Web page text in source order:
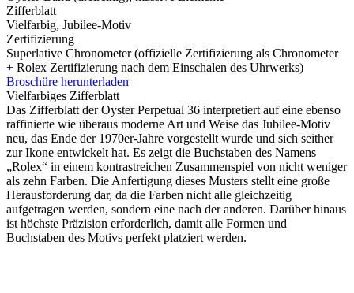
Zifferblatt
Vielfarbig, Jubilee-Motiv
Zertifizierung
Superlative Chronometer (offizielle Zertifizierung als Chronometer
+ Rolex Zertifizierung nach dem Einschalen des Uhrwerks)
Broschüre herunterladen
Vielfarbiges Zifferblatt
Das Zifferblatt der Oyster Perpetual 36 interpretiert auf eine ebenso
raffinierte wie überaus moderne Art und Weise das Jubilee-Motiv
neu, das Ende der 1970er-Jahre vorgestellt wurde und sich seither
zur Ikone entwickelt hat. Es zeigt die Buchstaben des Namens
„Rolex“ in einem kontrastreichen Zusammenspiel von nicht weniger
als zehn Farben. Die Anfertigung dieses Musters stellt eine große
Herausforderung dar, da die Farben nicht alle gleichzeitig
aufgetragen werden, sondern eine nach der anderen. Darüber hinaus
ist höchste Präzision erforderlich, damit alle Formen und
Buchstaben des Motivs perfekt platziert werden.